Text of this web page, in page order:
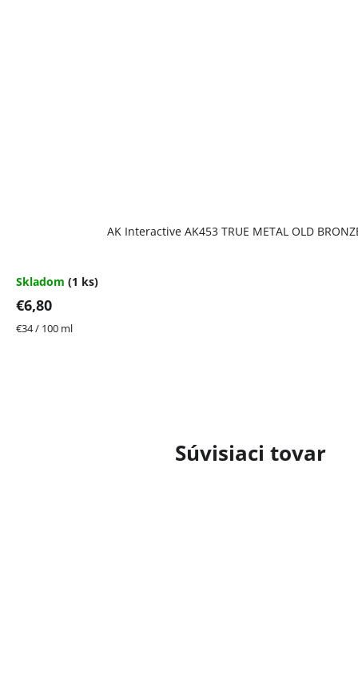
Súvisiaci tovar
AK Interactive AK453 TRUE METAL OLD
Skladom (1 ks)
€6,80
Jednotková
€34 / 100 ml